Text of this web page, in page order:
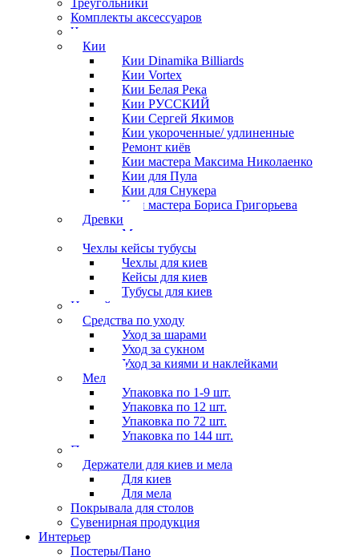
Комплекты аксессуаров
Часы
Кии
Кии Dinamika Billiards
Кии Vortex
Кии Белая Река
Кии РУССКИЙ
Кии Сергей Якимов
Кии укороченные/ удлиненные
Ремонт киёв
Кии мастера Максима Николаенко
Кии для Пула
Кии для Снукера
Кии мастера Бориса Григорьева
Древки
Мосты для киев
Чехлы кейсы тубусы
Чехлы для киев
Кейсы для киев
Тубусы для киев
Наклейки
Средства по уходу
Уход за шарами
Уход за сукном
Уход за киями и наклейками
Мел
Упаковка по 1-9 шт.
Упаковка по 12 шт.
Упаковка по 72 шт.
Упаковка по 144 шт.
Перчатки
Держатели для киев и мела
Для киев
Для мела
Покрывала для столов
Сувенирная продукция
Интерьер
Постеры/Пано